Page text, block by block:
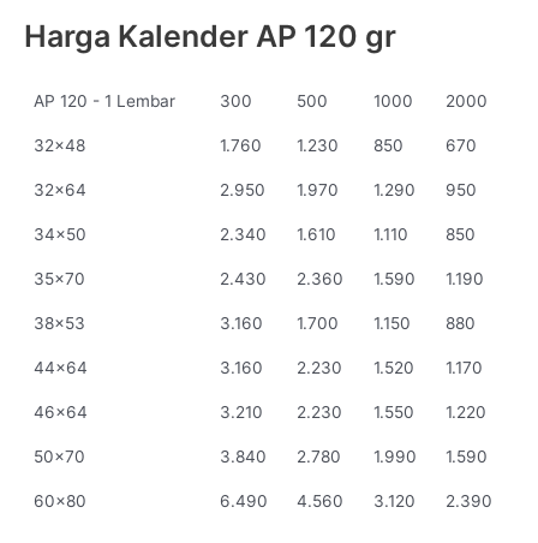
Harga Kalender AP 120 gr
AP 120 - 1 Lembar 300 500 1000 2000
32x48 1.760 1.230 850 670
32x64 2.950 1.970 1.290 950
34x50 2.340 1.610 1.110 850
35x70 2.430 2.360 1.590 1.190
38x53 3.160 1.700 1.150 880
44x64 3.160 2.230 1.520 1.170
46x64 3.210 2.230 1.550 1.220
50x70 3.840 2.780 1.990 1.590
60x80 6.490 4.560 3.120 2.390